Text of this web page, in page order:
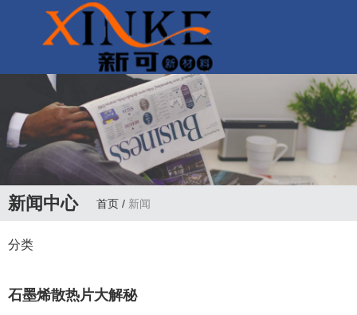
联系电话：
13927302318
新闻中心 首页/ 新闻
分类
石墨烯散热片大解秘